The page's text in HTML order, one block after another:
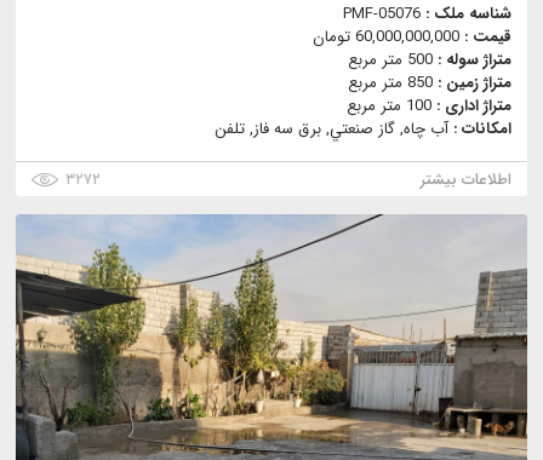
شناسه ملک : PMF-05076
قیمت : 60,000,000,000 تومان
متراژ سوله : 500 متر مربع
متراژ زمین : 850 متر مربع
متراژ اداری : 100 متر مربع
امکانات :آب چاه, گاز صنعتي, برق سه فاز, تلفن
اطلاعات بیشتر
۳۲۷۲